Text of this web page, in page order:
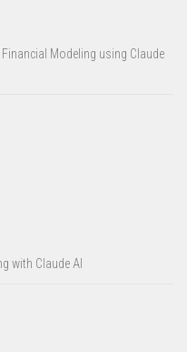
Modeling using Claude
with Claude AI